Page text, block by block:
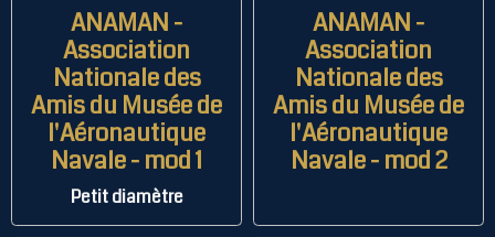
ANAMAN -
Association
Nationale des
Amis du Musée de
l'Aéronautique
Navale - mod 1
Petit diamètre
ANAMAN -
Association
Nationale des
Amis du Musée de
l'Aéronautique
Navale - mod 2